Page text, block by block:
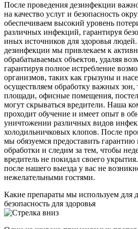
После проведения дезинфекции
на качество услуг и безопасность
обеспечиваем высокий уровень
различных инфекций, гарантируя
иных источников для здоровья
дезинфекции мы привлекаем к
обрабатываемых объектов, удаляя
гарантируя полное истребление
организмов, таких как грызуны и
осуществляем обработку важных
площади, офисные помещения,
могут скрываться вредители. Наша
проходит обучение и имеет опыт в
уничтожении различных видов
холодильничковых клопов. После
мы обязуемся предоставить гарантию
обработки и следим за тем, чтобы
вредитель не покидал своего
после нашего выезда у вас не
нежелательными гостями.
Какие препараты мы используем для
безопасность для здоровья